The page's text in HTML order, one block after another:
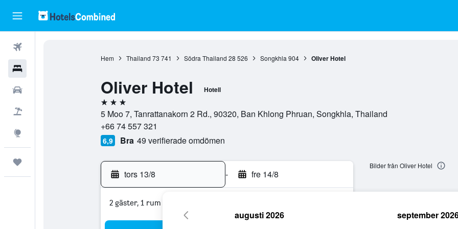
Hem Thailand 73 741 Södra Thailand 28 526 Songkhla 904 Oliver Hotel
Oliver Hotel Hotell
3 stjärnor
5 Moo 7, Tanrattanakorn 2 Rd., 90320, Ban Khlong Phruan, Songkhla, Thailand
+66 74 557 321
6,9 Bra 49 verifierade omdömen
tors 13/8 - fre 14/8
2 gäster, 1 rum
Bilder från Oliver Hotel
augusti 2026 september